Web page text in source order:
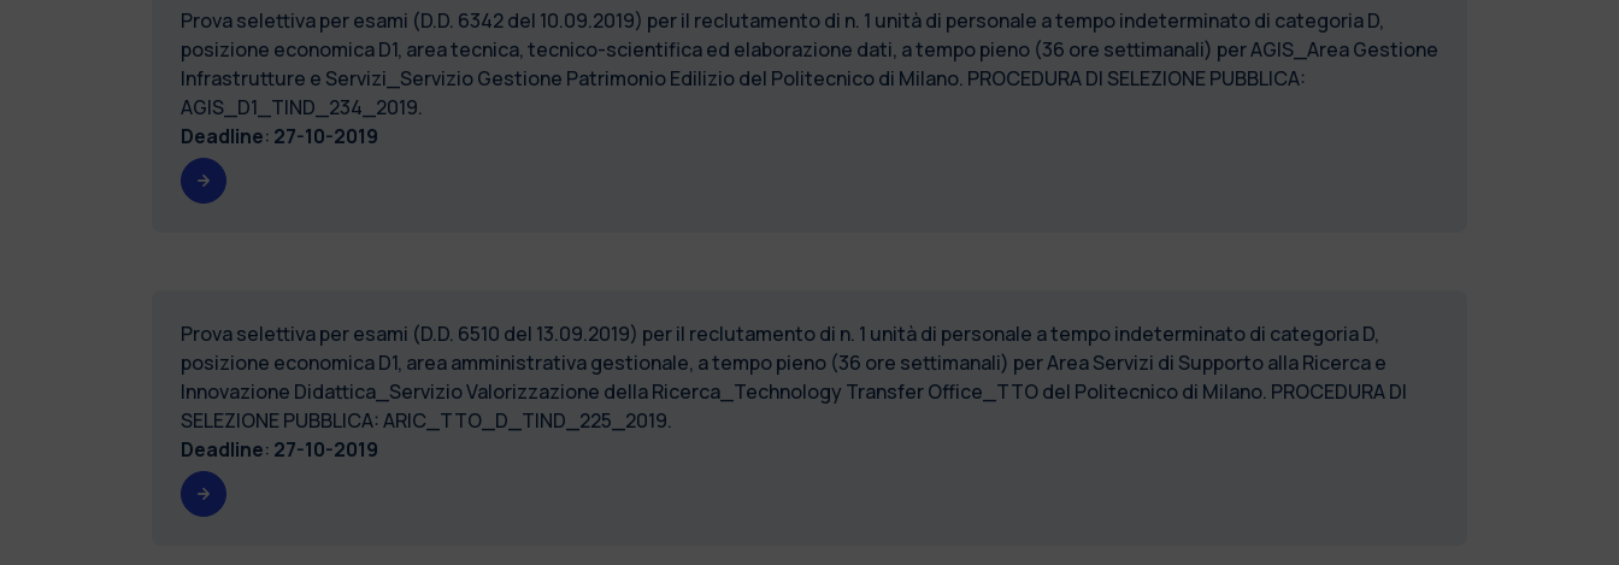
Prova selettiva per esami (D.D. 6342 del 10.09.2019) per il reclutamento di n. 1 unità di personale a tempo indeterminato di categoria D,
posizione economica D1, area tecnica, tecnico-scientifica ed elaborazione dati, a tempo pieno (36 ore settimanali) per AGIS_Area Gestione
Infrastrutture e Servizi_Servizio Gestione Patrimonio Edilizio del Politecnico di Milano. PROCEDURA DI SELEZIONE PUBBLICA:
AGIS_D1_TIND_234_2019.
Deadline: 27-10-2019
Prova selettiva per esami (D.D. 6510 del 13.09.2019) per il reclutamento di n. 1 unità di personale a tempo indeterminato di categoria D,
posizione economica D1, area amministrativa gestionale, a tempo pieno (36 ore settimanali) per Area Servizi di Supporto alla Ricerca e
Innovazione Didattica_Servizio Valorizzazione della Ricerca_Technology Transfer Office_TTO del Politecnico di Milano. PROCEDURA DI
SELEZIONE PUBBLICA: ARIC_TTO_D_TIND_225_2019.
Deadline: 27-10-2019